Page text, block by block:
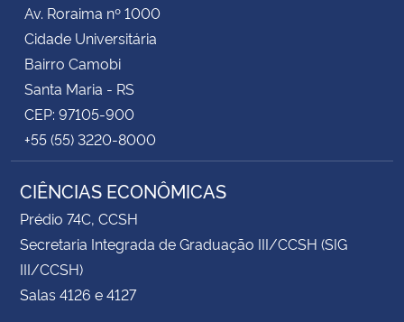
Av. Roraima nº 1000
Cidade Universitária
Bairro Camobi
Santa Maria - RS
CEP: 97105-900
+55 (55) 3220-8000
CIÊNCIAS ECONÔMICAS
Prédio 74C, CCSH
Secretaria Integrada de Graduação III/CCSH (SIG
III/CCSH)
Salas 4126 e 4127